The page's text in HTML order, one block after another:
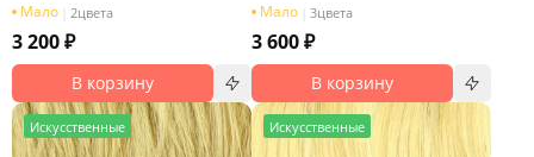
Мало 2цвета
3 200 ₽
В корзину
Мало 3цвета
3 600 ₽
В корзину
Искусственные Искусственные